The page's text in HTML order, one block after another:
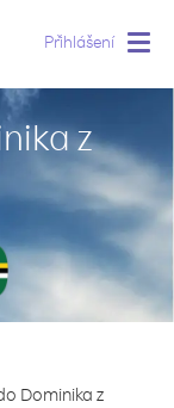
Přihlášení
z
Dominika z